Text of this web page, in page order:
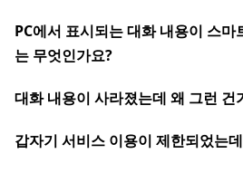
PC에서 표시되는 대화 내용이 스마
는 무엇인가요?
대화 내용이 사라졌는데 왜 그런 건
갑자기 서비스 이용이 제한되었는